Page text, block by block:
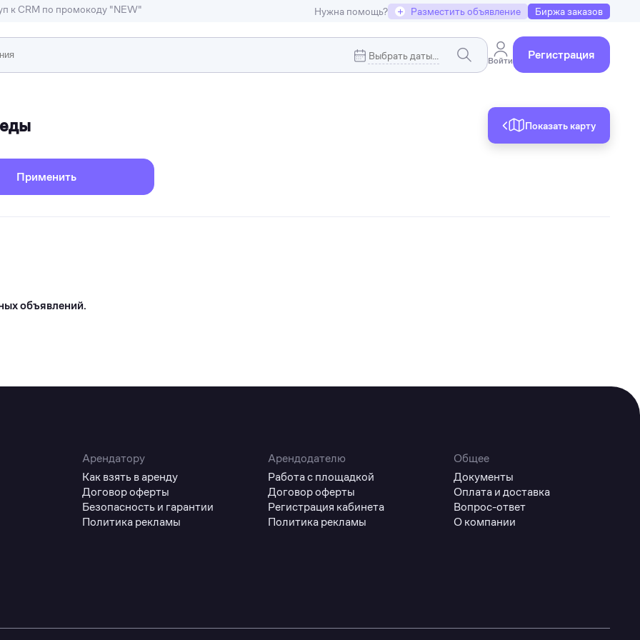
к CRM по промокоду "NEW" Нужна помощь? + Разместить объявление Биржа заказов
Войти Регистрация
и студии
Коммерческая недвижимость
Показать карту
Применить
объявлений.
Арендатору
Как взять в аренду
Договор оферты
Безопасность и гарантии
Политика рекламы
Арендодателю
Работа с площадкой
Договор оферты
Регистрация кабинета
Политика рекламы
Общее
Документы
Оплата и доставка
Вопрос-ответ
О компании